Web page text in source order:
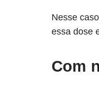
Nesse
essa dose
Com